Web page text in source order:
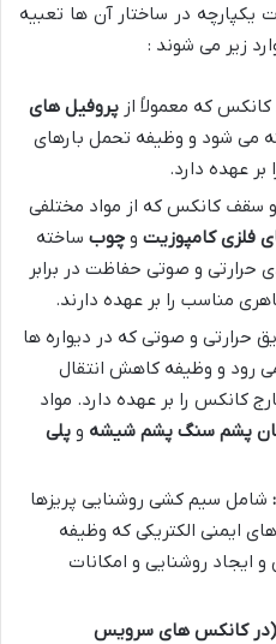
یکپارچه در ساختار آن ها تعبیه
زیر می شوند :
که معمولاً از پروفیل های
می شود و وظیفه تحمل بارهای
بر عهده دارد.
و سقف کانکس که از مواد مختلفی
فلزی کامپوزیت و چوب ساخته
حرارتی و صوتی حفاظت در برابر
مناسب را بر عهده دارند.
حرارتی و صوتی که در دیواره ها
رود و وظیفه کاهش انتقال
کانکس را بر عهده دارد. مواد
پشم سنگ پشم شیشه و پلی
شامل سیم کشی روشنایی پریزها
ایمنی الکتریکی که وظیفه
ایجاد روشنایی و امکانات
(در کانکس های سرویس